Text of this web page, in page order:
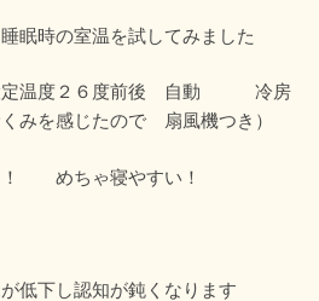
時の室温を試してみました
定温度２６度前後 自動 冷房
みを感じたので 扇風機つき）
！ めちゃ寝やすい！
低下し認知が鈍くなります